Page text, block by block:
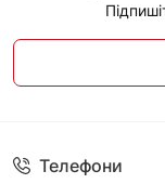
Телефони